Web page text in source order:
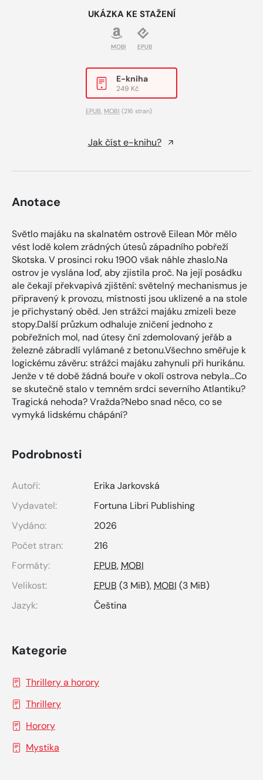
UKÁZKA KE STAŽENÍ
MOBI EPUB
E-kniha
249 Kč
EPUB, MOBI (216 stran)
Jak číst e-knihu?
Anotace
Světlo majáku na skalnatém ostrově Eilean Mòr mělo
vést lodě kolem zrádných útesů západního pobřeží
Skotska. V prosinci roku 1900 však náhle zhaslo.Na
ostrov je vyslána loď, aby zjistila proč. Na její posádku
ale čekají překvapivá zjištění: světelný mechanismus je
připravený k provozu, místnosti jsou uklizené a na stole
je přichystaný oběd. Jen strážci majáku zmizeli beze
stopy.Další průzkum odhaluje zničení jednoho z
pobřežních mol, nad útesy ční zdemolovaný jeřáb a
železné zábradlí vylámané z betonu.Všechno směřuje k
logickému závěru: strážci majáku zahynuli při hurikánu.
Jenže v té době žádná bouře v okolí ostrova nebyla…Co
se skutečně stalo v temném srdci severního Atlantiku?
Tragická nehoda? Vražda?Nebo snad něco, co se
vymyká lidskému chápání?
Podrobnosti
Autoři:
Erika Jarkovská
Vydavatel:
Fortuna Libri Publishing
Vydáno:
2026
Počet stran:
216
Formáty:
EPUB,MOBI
Velikost:
EPUB (3 MiB),MOBI (3 MiB)
Jazyk:
Čeština
Kategorie
Thrillery a horory
Thrillery
Horory
Mystika